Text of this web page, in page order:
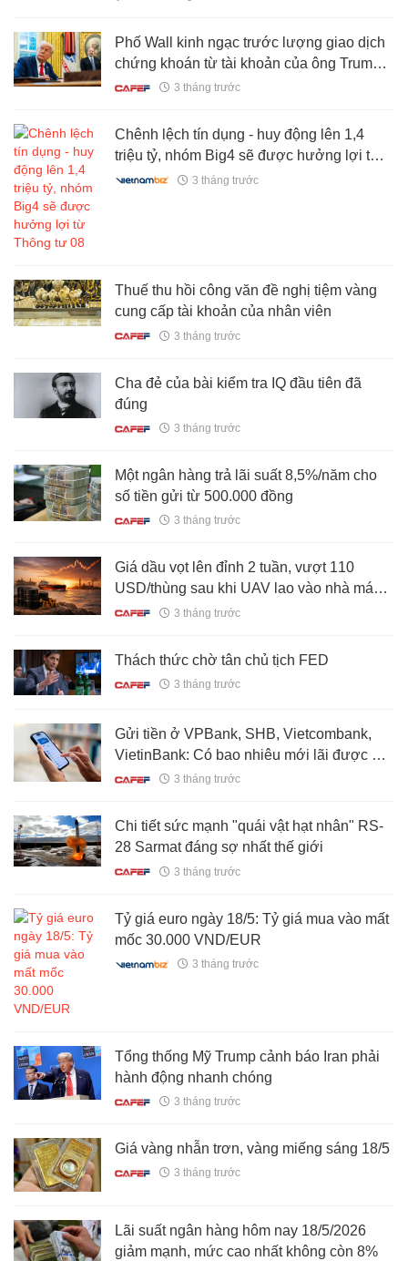
Phố Wall kinh ngạc trước lượng giao dịch
chứng khoán từ tài khoản của ông Trump
trong 3 tháng qua: ‘Con số thật điên rồ’
3 tháng trước
Chênh lệch tín dụng - huy động lên 1,4
triệu tỷ, nhóm Big4 sẽ được hưởng lợi từ
Thông tư 083 tháng trước
Thuế thu hồi công văn đề nghị tiệm vàng
cung cấp tài khoản của nhân viên
3 tháng trước
Cha đẻ của bài kiểm tra IQ đầu tiên đã
đúng
3 tháng trước
Một ngân hàng trả lãi suất 8,5%/năm cho
số tiền gửi từ 500.000 đồng
3 tháng trước
Giá dầu vọt lên đỉnh 2 tuần, vượt 110
USD/thùng sau khi UAV lao vào nhà máy
điện hạt nhân của Vương quốc Ả rập
3 tháng trước
Thách thức chờ tân chủ tịch FED
3 tháng trước
Gửi tiền ở VPBank, SHB, Vietcombank,
VietinBank: Có bao nhiêu mới lãi được 20
triệu/tháng?3 tháng trước
Chi tiết sức mạnh "quái vật hạt nhân" RS-
28 Sarmat đáng sợ nhất thế giới
3 tháng trước
Tỷ giá euro ngày 18/5: Tỷ giá mua vào mất
mốc 30.000 VND/EUR
3 tháng trước
Tổng thống Mỹ Trump cảnh báo Iran phải
hành động nhanh chóng
3 tháng trước
Giá vàng nhẫn trơn, vàng miếng sáng 18/5
3 tháng trước
Lãi suất ngân hàng hôm nay 18/5/2026
giảm mạnh, mức cao nhất không còn 8%